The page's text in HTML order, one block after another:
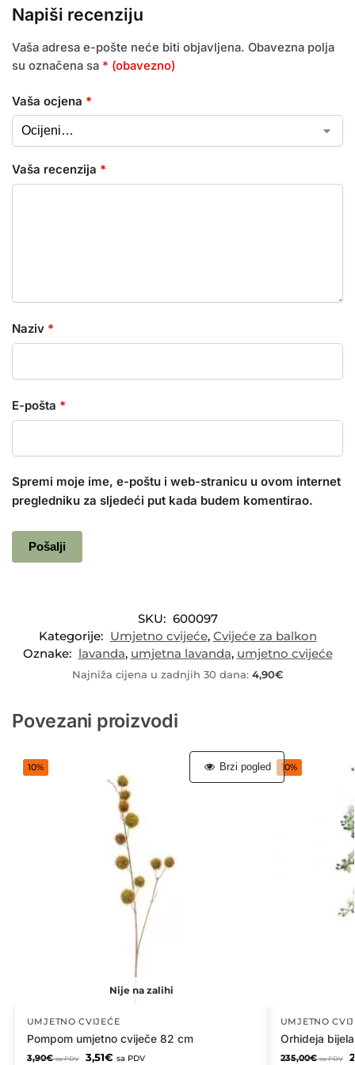
Napiši recenziju
Vaša adresa e-pošte neće biti objavljena. Obavezna polja
su označena sa * (obavezno)
Vaša ocjena *
Vaša recenzija *
Naziv *
E-pošta *
Spremi moje ime, e-poštu i web-stranicu u ovom internet
pregledniku za sljedeći put kada budem komentirao.
SKU: 600097
Kategorije: Umjetno cvijeće, Cvijeće za balkon
Oznake: lavanda, umjetna lavanda, umjetno cvijeće
Najniža cijena u zadnjih 30 dana: 4,90€
Povezani proizvodi
10%
Nije na zalihi
UMJETNO CVIJEĆE
Pompom umjetno cviječe 82 cm
3,90€ sa PDV 3,51€ sa PDV
Brzi pogled 10%
UMJETNO
Orhideja
235,00€ sa PDV